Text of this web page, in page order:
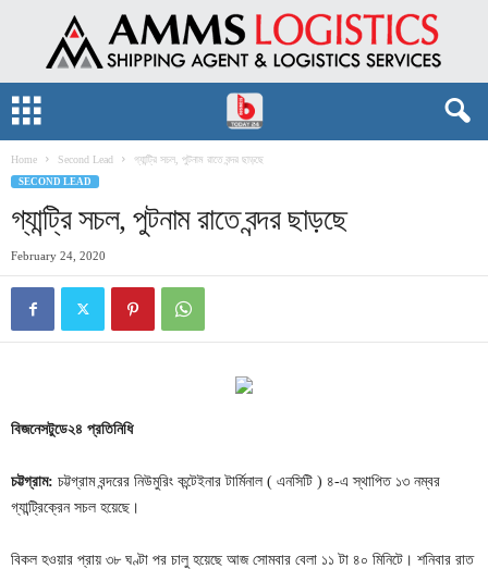
Home Second Lead গ্যান্ট্রি সচল, পুটনাম রাতে বন্দর ছাড়ছে
SECOND LEAD
গ্যান্ট্রি সচল, পুটনাম রাতে বন্দর ছাড়ছে
February 24, 2020
বিজনেসটুডে২৪ প্রতিনিধি
চট্টগ্রাম: চট্টগ্রাম বন্দরের নিউমুরিং কন্টেইনার টার্মিনাল ( এনসিটি ) ৪-এ স্থাপিত ১৩ নম্বর
গ্যান্ট্রিক্রেন সচল হয়েছে।
বিকল হওয়ার প্রায় ৩৮ ঘণ্টা পর চালু হয়েছে আজ সোমবার বেলা ১১ টা ৪০ মিনিটে। শনিবার রাত